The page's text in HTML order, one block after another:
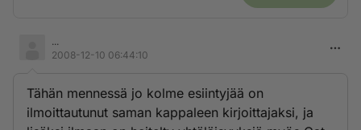
...
2008-12-10 06:44:10
Tähän mennessä jo kolme esiintyjää on
ilmoittautunut saman kappaleen kirjoittajaksi, ja